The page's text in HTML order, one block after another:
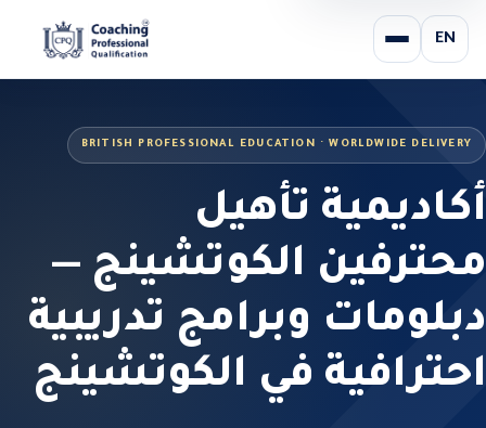
EN
BRITISH PROFESSIONAL EDUCATION · WORLDWIDE DELIVERY
أكاديمية تأهيل
محترفين الكوتشينج —
دبلومات وبرامج تدريبية
احترافية في الكوتشينج